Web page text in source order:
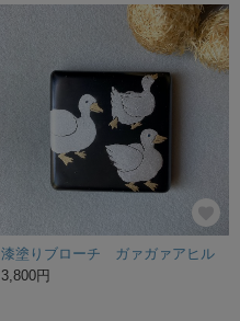
漆塗りブローチ ガァガァアヒル
3,800円